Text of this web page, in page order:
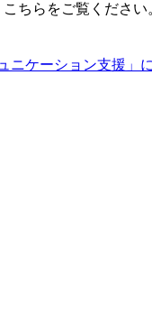
ちらをご覧ください
ニケーション支援」